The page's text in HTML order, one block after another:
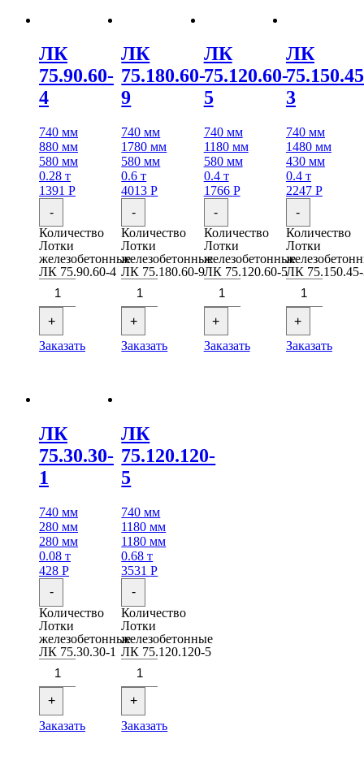
ЛК
75.90.60-
4
740 мм
880 мм
580 мм
0.28 т
1391 Р
-
Количество
Лотки
железобетонные
ЛК 75.90.60-4
+
Заказать
ЛК
75.180.60-
9
740 мм
1780 мм
580 мм
0.6 т
4013Р
-
Количество
Лотки
железобетонные
ЛК 75.180.60-9
+
Заказать
ЛК
75.120.60-
5
740 мм
1180 мм
580 мм
0.4 т
1766 Р
-
Количество
Лотки
железобетонные
ЛК 75.120.60-5
+
Заказать
ЛК
3
740 мм
1480 мм
430 мм
0.4 т
2247 Р
-
Количество
Лотки
ЛК
+
Заказать
ЛК
75.30.30-
1
740 мм
280 мм
280 мм
0.08 т
428 Р
-
Количество
Лотки
железобетонные
ЛК 75.30.30-1
+
Заказать
ЛК
75.120.120-
5
740 мм
1180 мм
1180 мм
0.68 т
3531Р
-
Количество
Лотки
железобетонные
ЛК 75.120.120-5
+
Заказать